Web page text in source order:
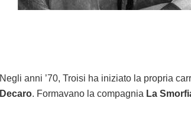
Negli anni ’70, Troisi ha iniziato la propria
Decaro. Formavano la compagnia La